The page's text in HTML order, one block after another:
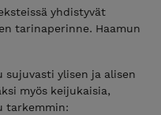
yhdistyvät
tarinaperinne. Haamun
ylisen ja alisen
myös keijukaisia,
tarkemmin: